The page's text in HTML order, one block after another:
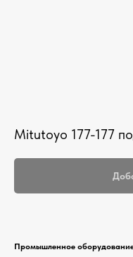
Mitutoyo 177-177
Промышленное